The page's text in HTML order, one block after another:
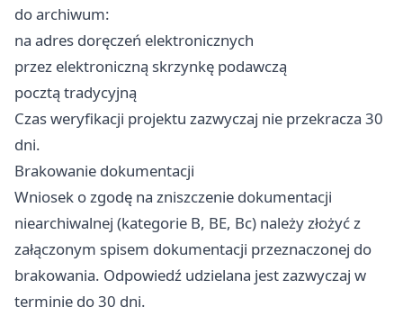
do archiwum:
na adres doręczeń elektronicznych
przez elektroniczną skrzynkę podawczą
pocztą tradycyjną
Czas weryfikacji projektu zazwyczaj nie przekracza 30
dni.
Brakowanie dokumentacji
Wniosek o zgodę na zniszczenie dokumentacji
niearchiwalnej (kategorie B, BE, Bc) należy złożyć z
załączonym spisem dokumentacji przeznaczonej do
brakowania. Odpowiedź udzielana jest zazwyczaj w
terminie do 30 dni.